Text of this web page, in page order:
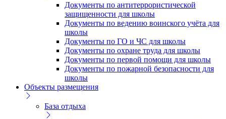
Документы по антитеррористической
защищенности для школы
Документы по ведению воинского учёта для
школы
Документы по ГО и ЧС для школы
Документы по охране труда для школы
Документы по первой помощи для школы
Документы по пожарной безопасности для
школы
Объекты размещения
База отдыха